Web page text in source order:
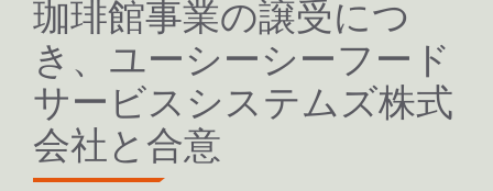
珈琲館事業の譲受につ
き、ユーシーシーフード
サービスシステムズ株式
会社と合意